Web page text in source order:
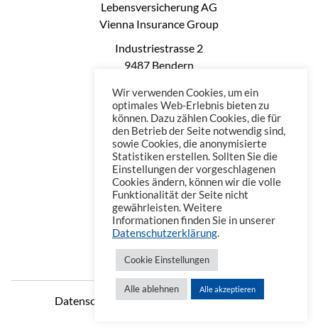
Lebensversicherung AG
Vienna Insurance Group
Industriestrasse 2
9487 Bendern
Phone: +423 235 0660
Telefax: +423 235 0669
Mail: office@vienna-life.li
Datenschutzerklärung Impressum
Wir verwenden Cookies, um ein
optimales Web-Erlebnis bieten zu
können. Dazu zählen Cookies, die für
den Betrieb der Seite notwendig sind,
sowie Cookies, die anonymisierte
Statistiken erstellen. Sollten Sie die
Einstellungen der vorgeschlagenen
Cookies ändern, können wir die volle
Funktionalität der Seite nicht
gewährleisten. Weitere
Informationen finden Sie in unserer
Datenschutzerklärung.
Cookie Einstellungen
Alle ablehnen Alle akzeptieren